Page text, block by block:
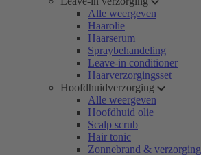
Alle weergeven
Haarolie
Haarserum
Spraybehandeling
Leave-in conditioner
Haarverzorgingsset
Hoofdhuidverzorging
Alle weergeven
Hoofdhuid olie
Scalp scrub
Hair tonic
Zonnebrand & verzorging